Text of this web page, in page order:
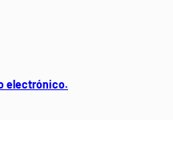
electrónico.